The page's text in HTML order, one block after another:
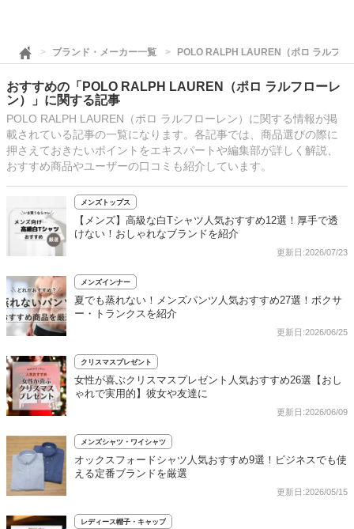
ブランド・メーカー一覧 POLO RALPH LAUREN（ポロ ラルフロ
おすすめの「POLO RALPH LAUREN（ポロ ラルフローレ
ン）」に関する記事
POLO RALPH LAUREN（ポロ ラルフローレン）に関する情報が掲
載されている記事の一覧になります。各記事では、商品選びの際に
押さえておきたいポイントをエキスパートや編集部が詳しく解説、
おすすめ商品やユーザーの口コミも紹介しています。
メンズトップス
【メンズ】高級な白Tシャツ人気おすすめ12選！厚手で透
けない！おしゃれなブランドを紹介
更新日:2026/07/23
メンズインナー
夏でも蒸れない！メンズパンツ人気おすすめ27選！ボクサ
ー・トランクスを紹介
更新日:2026/06/25
クリスマスプレゼント
女性が喜ぶクリスマスプレゼント人気おすすめ26選【おし
ゃれで実用的】彼女や友達に
更新日:2026/06/09
メンズシャツ・ワイシャツ
オックスフォードシャツ人気おすすめ9選！ビジネスでも使
える定番ブランドを厳選
更新日:2026/05/15
レディース帽子・キャップ